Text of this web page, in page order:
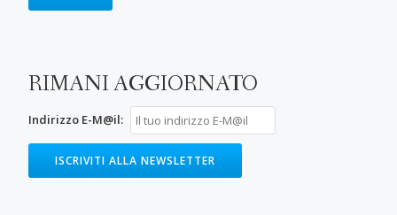
RIMANI AGGIORNATO
Indirizzo E-M@il: